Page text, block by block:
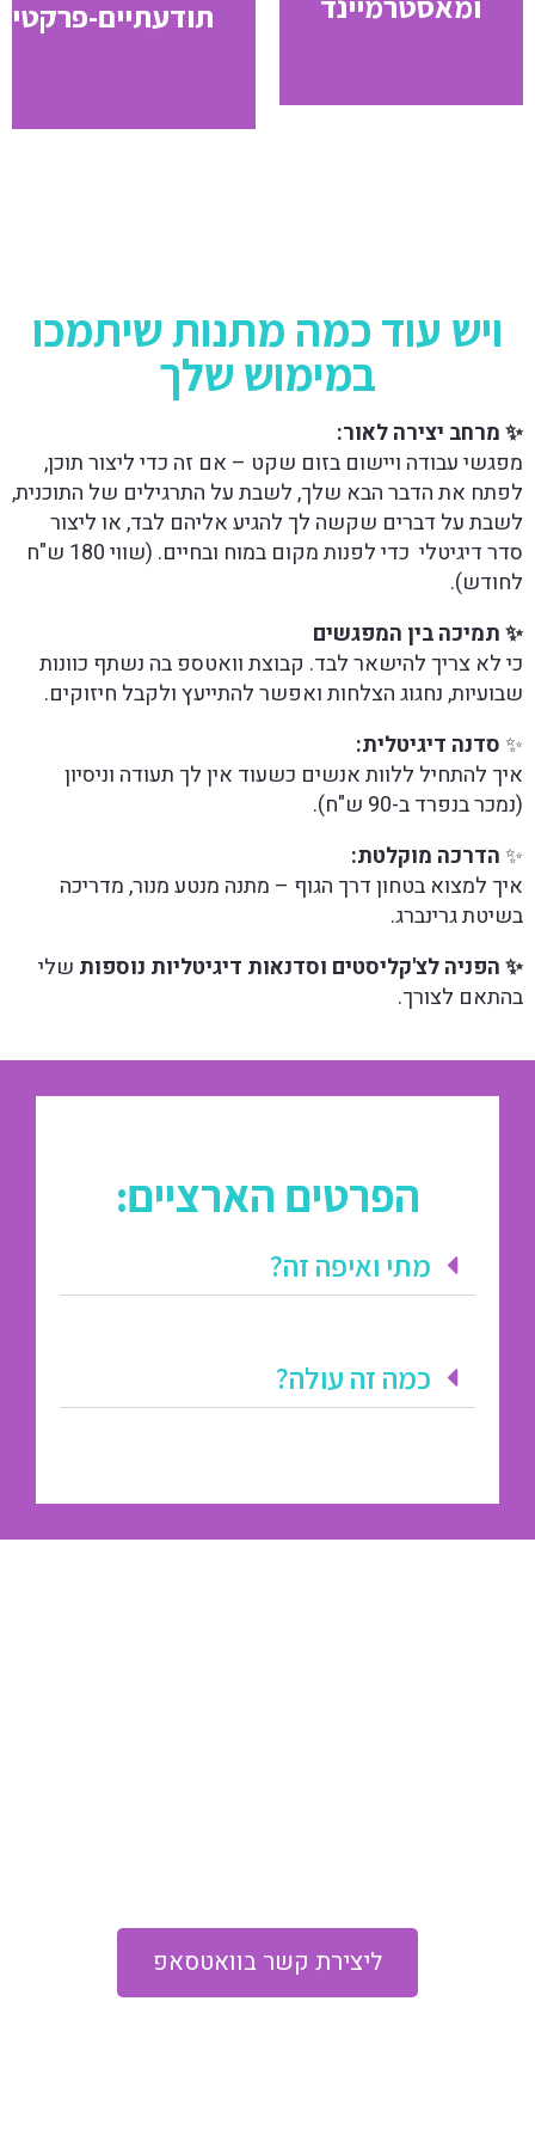
פרסקפטיבות
תודעתיים-פרקטיים
עלצמך -
ולפעול ממקום
ויש עוד כמה מתנות שיתמכו
במימוש שלך
מרחב יצירה לאור:
עבודה ויישום בזום שקט – אם זה כדי ליצור תוכן,
את הדבר הבא שלך, לשבת על התרגילים של התוכנית,
על דברים שקשה לך להגיע אליהם לבד, או ליצור
סדר דיגיטלי כדי לפנות מקום במוח ובחיים. (שווי 180 ש"ח
תמיכה בין המפגשים
לא צריך להישאר לבד. קבוצת וואטספ בה נשתף כוונות
נחגוג הצלחות ואפשר להתייעץ ולקבל חיזוקים.
סדנה דיגיטלית:
להתחיל ללוות אנשים כשעוד אין לך תעודה וניסיון
בנפרד ב-90 ש"ח).
הדרכה מוקלטת:
למצוא בטחון דרך הגוף – מתנה מנטע מנור, מדריכה
גרינברג.
הפניה לצ'קליסטים וסדנאות דיגיטליות נוספותשלי
לצורך.
הפרטים הארציים:
מתי ואיפה זה?
כמה זה עולה?
ליצירת קשר בוואטסאפ